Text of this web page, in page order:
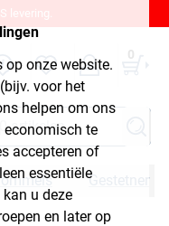
op onze website.
voor het
helpen om ons
economisch te
accepteren of
essentiële
kan u deze
en later op
levering.
0
Gestetner